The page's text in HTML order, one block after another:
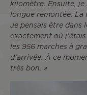
kilomètre. Ensuite, je
longue remontée. La
Je pensais être dans
exactement où
les 956 marches à
d’arrivée. À ce
très bon. »